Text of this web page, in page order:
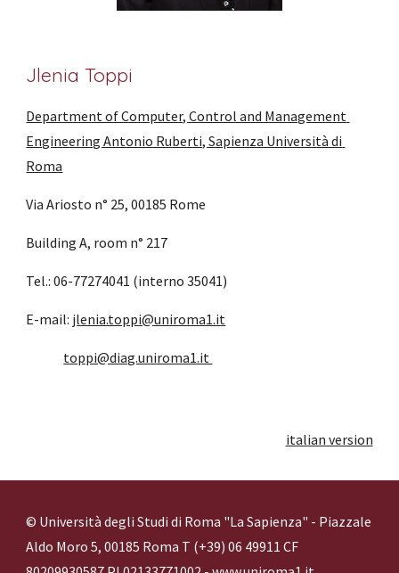
Jlenia Toppi
Department of Computer, Control and Management
Engineering Antonio Ruberti, Sapienza Università di
Roma
Via Ariosto n° 25, 00185 Rome
Building A, room n° 217
Tel.: 06-77274041 (interno 35041)
E-mail: jlenia.toppi@uniroma1.it
toppi@diag.uniroma1.it
italian version
© Università degli Studi di Roma "La Sapienza" - Piazzale
Aldo Moro 5, 00185 Roma T (+39) 06 49911 CF